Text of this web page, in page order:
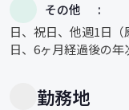
その他
日、祝日、他週1日
日、6ヶ月経過後の年
勤務地